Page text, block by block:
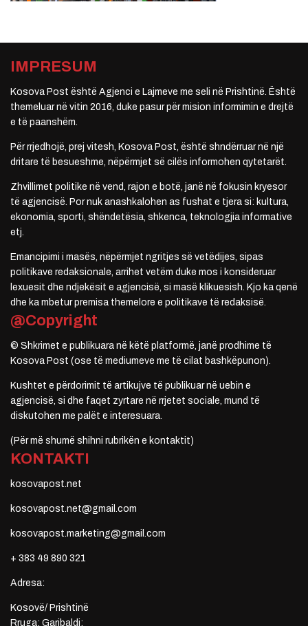
IMPRESUM
Kosova Post është Agjenci e Lajmeve me seli në Prishtinë. Është
themeluar në vitin 2016, duke pasur për mision informimin e drejtë
e të paanshëm.
Për rrjedhojë, prej vitesh, Kosova Post, është shndërruar në një
dritare të besueshme, nëpërmjet së cilës informohen qytetarët.
Zhvillimet politike në vend, rajon e botë, janë në fokusin kryesor
të agjencisë. Por nuk anashkalohen as fushat e tjera si: kultura,
ekonomia, sporti, shëndetësia, shkenca, teknologjia informative
etj.
Emancipimi i masës, nëpërmjet ngritjes së vetëdijes, sipas
politikave redaksionale, arrihet vetëm duke mos i konsideruar
lexuesit dhe ndjekësit e agjencisë, si masë klikuesish. Kjo ka qenë
dhe ka mbetur premisa themelore e politikave të redaksisë.
@Copyright
© Shkrimet e publikuara në këtë platformë, janë prodhime të
Kosova Post (ose të mediumeve me të cilat bashkëpunon).
Kushtet e përdorimit të artikujve të publikuar në uebin e
agjencisë, si dhe faqet zyrtare në rrjetet sociale, mund të
diskutohen me palët e interesuara.
(Për më shumë shihni rubrikën e kontaktit)
KONTAKTI
kosovapost.net
kosovapost.net@gmail.com
kosovapost.marketing@gmail.com
+ 383 49 890 321
Adresa:
Kosovë/ Prishtinë
Rruga: Garibaldi;